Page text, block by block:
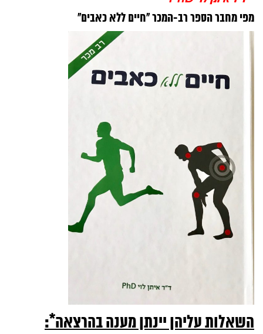
מפי מחבר הספר רב-המכר “חיים ללא כאבים”
השאלות עליהן יינתן מענה בהרצאה*: